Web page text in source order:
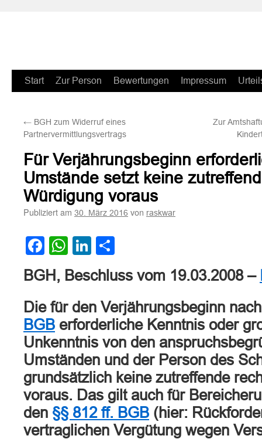
Zum
springen
Start Zur Person Bewertungen Impressum
← BGH zum Widerruf eines
Partnervermittlungsvertrags
Zur
Für Verjährungsbeginn
Umstände setzt keine
Würdigung voraus
Publiziert am 30. März 2016 von raskwar
Facebook
WhatsApp
LinkedIn
BGH, Beschluss vom 19.03.2008 –
Die für den Verjährungsbeginn
BGB erforderliche Kenntnis oder
Unkenntnis von den
Umständen und der Person des
grundsätzlich keine zutreffende
voraus. Das gilt auch für
den §§ 812 ff. BGB (hier:
vertraglichen Vergütung wegen